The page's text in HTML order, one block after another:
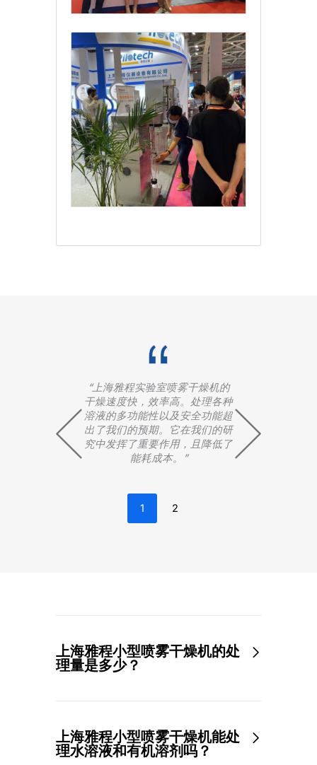
“上海雅程YC-501实验室有机溶
剂喷雾干燥机设备结构紧凑且运
行稳定。它能够为我们的有机溶
剂提供很好的干燥且效果显著，
提高了我们的效率和研究成
果。”
1 2
上海雅程小型喷雾干燥机的处
理量是多少？
上海雅程小型喷雾干燥机能处
理水溶液和有机溶剂吗？